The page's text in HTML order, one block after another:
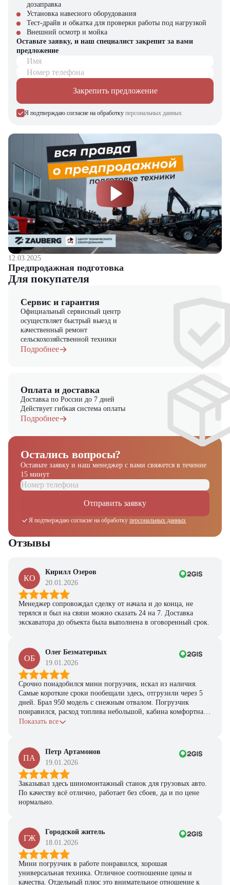
Сервисное обслуживание по стандартам John Deere
Гибкие финансовые программы
дозаправка
Установка навесного оборудования
Тест-драйв и обкатка для проверки работы под нагрузкой
Внешний осмотр и мойка
Оставьте заявку, и наш специалист закрепит за вами
предложение
Имя
Номер телефона
Закрепить предложение
Я подтверждаю согласие на обработку персональных данных
12.03.2025
Предпродажная подготовка
Для покупателя
Сервис и гарантия
Официальный сервисный центр
осуществляет быстрый выезд и
качественный ремонт
сельскохозяйственной техники
Подробнее
Оплата и доставка
Доставка по России до 7 дней
Действует гибкая система оплаты
Подробнее
Остались вопросы?
Оставьте заявку и наш менеджер с вами свяжется в течение
15 минут
Отправить заявку
Я подтверждаю согласие на обработку персональных данных
Отзывы
КО
Кирилл Озеров
20.01.2026
Менеджер сопровождал сделку от начала и до конца, не
терялся и был на связи можно сказать 24 на 7. Доставка
экскаватора до объекта была выполнена в оговоренный срок.
ОБ
Олег Безматерных
19.01.2026
Срочно понадобился мини погрузчик, искал из наличия.
Самые короткие сроки пообещали здесь, отгрузили через 5
дней. Брал 950 модель с снежным отвалом. Погрузчик
понравился, расход топлива небольшой, кабина комфортная,
с задачами справляется.
Показать все
ПА
Петр Артамонов
19.01.2026
Заказывал здесь шиномонтажный станок для грузовых авто.
По качеству всё отлично, работает без сбоев, да и по цене
нормально.
ГЖ
Городской житель
18.01.2026
Мини погрузчик в работе понравился, хорошая
универсальная техника. Отличное соотношение цены и
качества. Отдельный плюс это внимательное отношение к